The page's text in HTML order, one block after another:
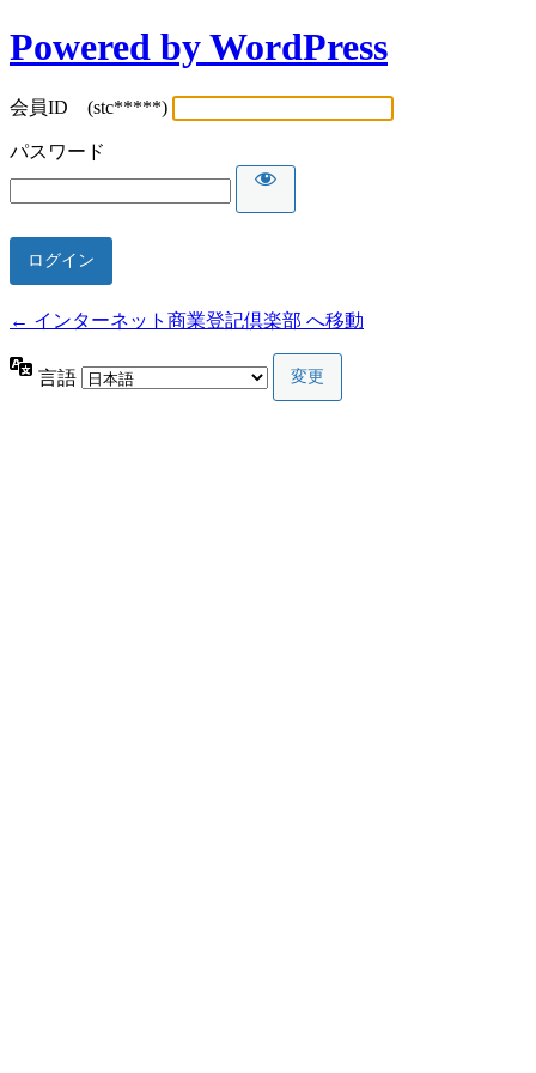
Powered by WordPress
会員ID (stc*****)
パスワード
← インターネット商業登記倶楽部 へ移動
言語